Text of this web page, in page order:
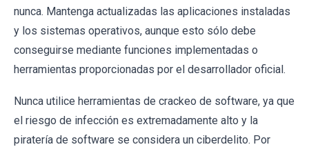
nunca. Mantenga actualizadas las aplicaciones instaladas
y los sistemas operativos, aunque esto sólo debe
conseguirse mediante funciones implementadas o
herramientas proporcionadas por el desarrollador oficial.
Nunca utilice herramientas de crackeo de software, ya que
el riesgo de infección es extremadamente alto y la
piratería de software se considera un ciberdelito. Por